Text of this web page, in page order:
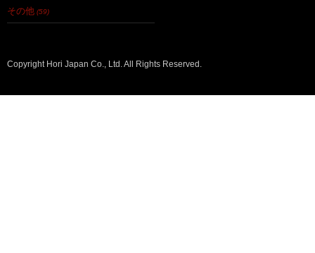
その他 (59)
Copyright Hori Japan Co., Ltd. All Rights Reserved.